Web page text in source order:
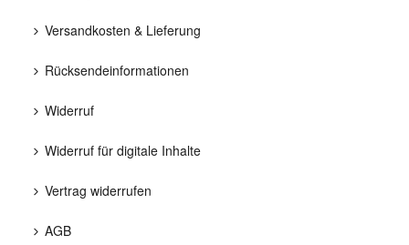
Versandkosten & Lieferung
Rücksendeinformationen
Widerruf
Widerruf für digitale Inhalte
Vertrag widerrufen
AGB